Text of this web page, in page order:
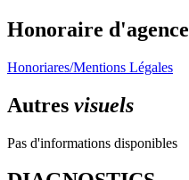
Honoraire d'agence
Honoriares/Mentions Légales
Autres visuels
Pas d'informations disponibles